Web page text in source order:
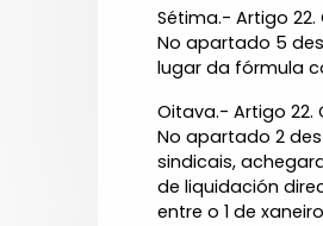
Sétima.- Artigo
No apartado 5
lugar da fórmula
Oitava.- Artigo 22.
No apartado 2
sindicais,
de liquidación
entre o 1 de